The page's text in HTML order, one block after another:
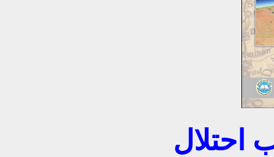
احتلال